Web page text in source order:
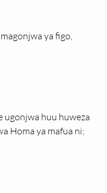
ya figo,
ugonjwa huu huweza
Homa ya mafua ni;